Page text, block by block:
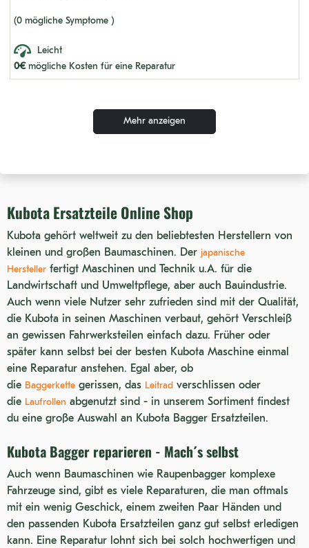
KH 191
KH 36 RUBBER SECOND TYPE
KX61-2
KX41-2SC
K008
KX41-2V
U36-4
KX027
KH027
U15
U17-3A
K013
U20-1
KH 36 STEEL
(0 mögliche Symptome )
Leicht
0€mögliche Kosten für eine Reparatur
Mehr anzeigen
Kubota Ersatzteile Online Shop
Kubota gehört weltweit zu den beliebtesten Herstellern von
kleinen und großen Baumaschinen. Der japanische
Hersteller fertigt Maschinen und Technik u.A. für die
Landwirtschaft und Umweltpflege, aber auch Bauindustrie.
Auch wenn viele Nutzer sehr zufrieden sind mit der Qualität,
die Kubota in seinen Maschinen verbaut, gehört Verschleiß
an gewissen Fahrwerksteilen einfach dazu. Früher oder
später kann selbst bei der besten Kubota Maschine einmal
eine Reparatur anstehen. Egal aber, ob
die Baggerkette gerissen, das Leitrad verschlissen oder
die Laufrollen abgenutzt sind - in unserem Sortiment findest
du eine große Auswahl an Kubota Bagger Ersatzteilen.
Kubota Bagger reparieren - Mach´s selbst
Auch wenn Baumaschinen wie Raupenbagger komplexe
Fahrzeuge sind, gibt es viele Reparaturen, die man oftmals
mit ein wenig Geschick, einem zweiten Paar Händen und
den passenden Kubota Ersatzteilen ganz gut selbst erledigen
kann. Eine Reparatur lohnt sich bei solch hochwertigen und